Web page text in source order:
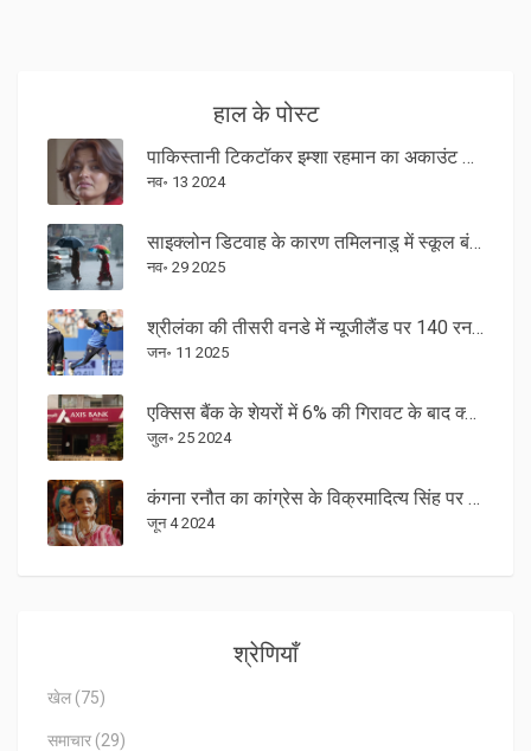
हाल के पोस्ट
पाकिस्तानी टिकटॉकर इम्शा रहमान का अकाउंट डीएक्टिवेशन: वैयक्तिक वीडियो लीक के बाद उठे गोपनीयता के सवाल
नव॰ 13 2024
साइक्लोन डिटवाह के कारण तमिलनाडु में स्कूल बंद, तीव्र बारिश और बाढ़ की चेतावनी
नव॰ 29 2025
श्रीलंका की तीसरी वनडे में न्यूजीलैंड पर 140 रन की शानदार जीत
जन॰ 11 2025
एक्सिस बैंक के शेयरों में 6% की गिरावट के बाद क्या है अच्छा खरीदारी का समय?
जुल॰ 25 2024
कंगना रनौत का कांग्रेस के विक्रमादित्य सिंह पर तीखा प्रहार: चुनाव जीतने का दावा
जून 4 2024
श्रेणियाँ
खेल (75)
समाचार (29)